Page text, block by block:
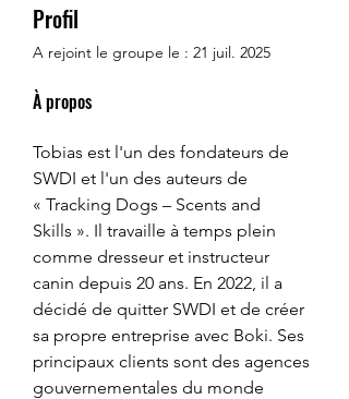
Profil
A rejoint le groupe le : 21 juil. 2025
À propos
Tobias est l'un des fondateurs de
SWDI et l'un des auteurs de
« Tracking Dogs – Scents and
Skills ». Il travaille à temps plein
comme dresseur et instructeur
canin depuis 20 ans. En 2022, il a
décidé de quitter SWDI et de créer
sa propre entreprise avec Boki. Ses
principaux clients sont des agences
gouvernementales du monde